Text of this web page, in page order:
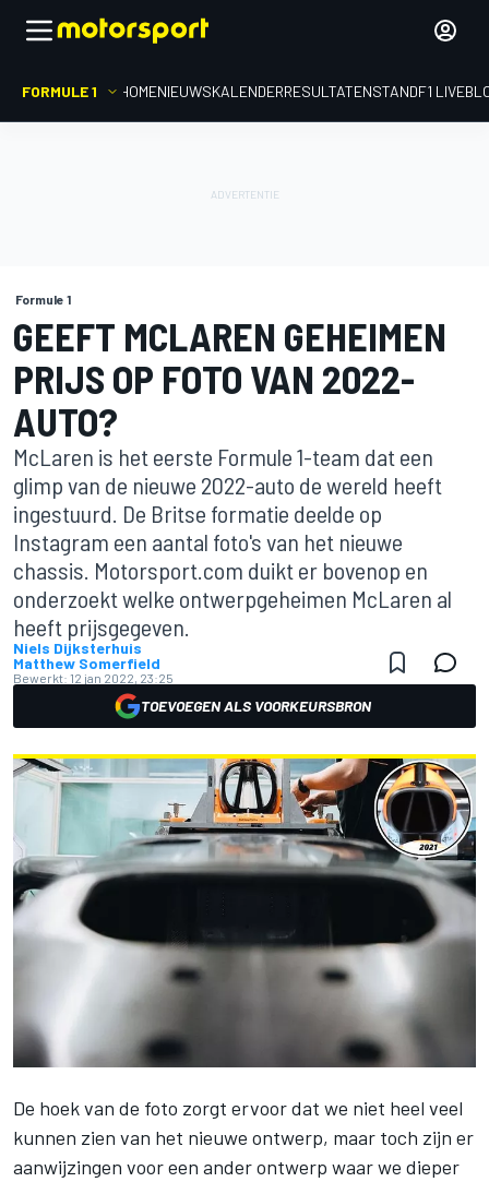
FORMULE 1 HOMENIEUWSKALENDERRESULTATENSTANDF1
Formule 1
GEEFT MCLAREN GEHEIMEN
PRIJS OP FOTO VAN 2022-
AUTO?
McLaren is het eerste Formule 1-team dat een
glimp van de nieuwe 2022-auto de wereld heeft
ingestuurd. De Britse formatie deelde op
Instagram een aantal foto's van het nieuwe
chassis. Motorsport.com duikt er bovenop en
onderzoekt welke ontwerpgeheimen McLaren al
heeft prijsgegeven.
Niels Dijksterhuis
Matthew Somerfield
Bewerkt: 12 jan 2022, 23:25
TOEVOEGEN ALS VOORKEURSBRON
De hoek van de foto zorgt ervoor dat we niet heel veel
kunnen zien van het nieuwe ontwerp, maar toch zijn er
aanwijzingen voor een ander ontwerp waar we dieper